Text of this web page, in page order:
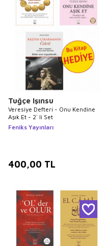
Tuğçe Işınsu
Veresiye Defteri - Onu Kendine
Aşık Et - 2` li Set
Feniks Yayınları
400,00 TL